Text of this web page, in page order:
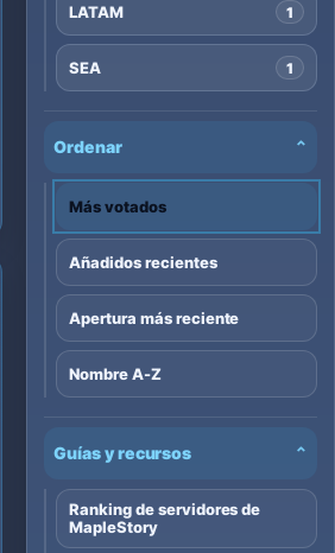
LATAM 1
SEA 1
Ordenar ⌄
Más votados
Añadidos recientes
Apertura más reciente
Nombre A-Z
Guías y recursos ⌄
Ranking de servidores de
MapleStory